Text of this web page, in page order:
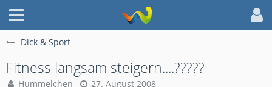
Dick & Sport
Fitness langsam steigern....?????
Hummelchen 27. August 2008